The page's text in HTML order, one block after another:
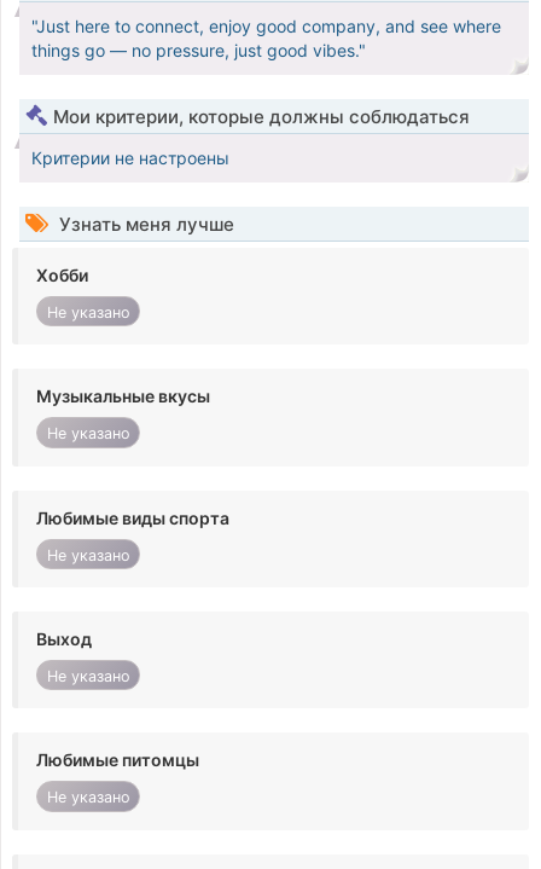
"Just here to connect, enjoy good company, and see where
things go — no pressure, just good vibes."
Мои критерии, которые должны соблюдаться
Критерии не настроены
Узнать меня лучше
Хобби
Не указано
Музыкальные вкусы
Не указано
Любимые виды спорта
Не указано
Выход
Не указано
Любимые питомцы
Не указано